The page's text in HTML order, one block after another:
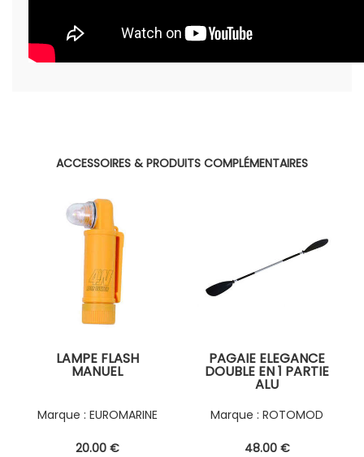
ACCESSOIRES & PRODUITS COMPLÉMENTAIRES
LAMPE FLASH
MANUEL
EUROMARINE
20.00 €
PAGAIE ELEGANCE
DOUBLE EN 1 PARTIE
ALU
ROTOMOD
48.00 €